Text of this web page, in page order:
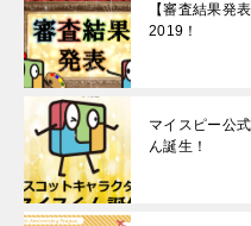
【審査結果発
2019！
マイスピー公
ん誕生！